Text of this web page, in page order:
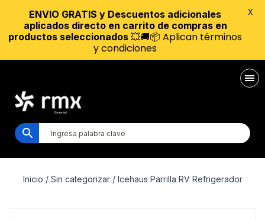
Inicio / Sin categorizar/ Icehaus Parrilla RV Refrigerador
ENVIO GRATIS y Descuentos adicionales
aplicados directo en carrito de compras en
productos seleccionados 💥🚚📦 Aplican términos
y condiciones
X